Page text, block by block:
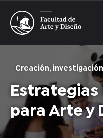
Creación,
para Arte y